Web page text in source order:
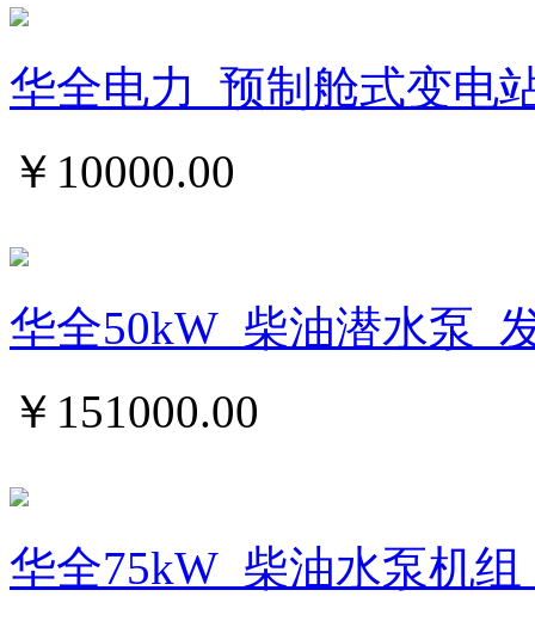
华全电力_预制舱式变电
￥ 10000.00
华全50kW_柴油潜水泵_
￥ 151000.00
华全75kW_柴油水泵机